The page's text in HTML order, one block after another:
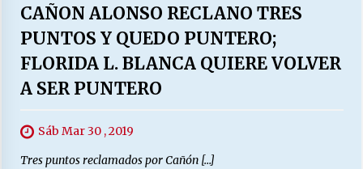
CAÑON ALONSO RECLANO TRES
PUNTOS Y QUEDO PUNTERO;
FLORIDA L. BLANCA QUIERE VOLVER
A SER PUNTERO
Sáb Mar 30 , 2019
Tres puntos reclamados por Cañón […]